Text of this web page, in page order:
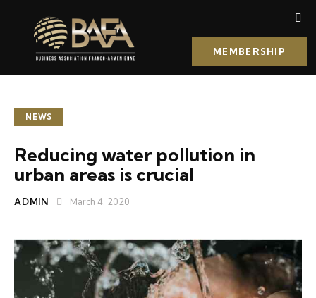
MEMBERSHIP
NEWS
Reducing water pollution in
urban areas is crucial
ADMIN March 4, 2020